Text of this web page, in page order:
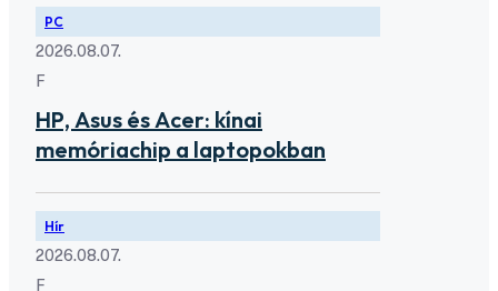
PC
2026.08.07.
F
HP, Asus és Acer: kínai
memóriachip a laptopokban
Hír
2026.08.07.
F